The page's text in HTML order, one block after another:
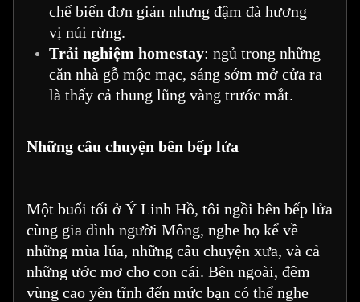
chế biến đơn giản nhưng đậm đà hương
vị núi rừng.
Trải nghiệm homestay: ngủ trong những
căn nhà gỗ mộc mạc, sáng sớm mở cửa ra
là thấy cả thung lũng vàng trước mắt.
Những câu chuyện bên bếp lửa
Một buổi tối ở Ý Linh Hồ, tôi ngồi bên bếp lửa
cùng gia đình người Mông, nghe họ kể về
những mùa lúa, những câu chuyện xưa, và cả
những ước mơ cho con cái. Bên ngoài, đêm
vùng cao yên tĩnh đến mức bạn có thể nghe